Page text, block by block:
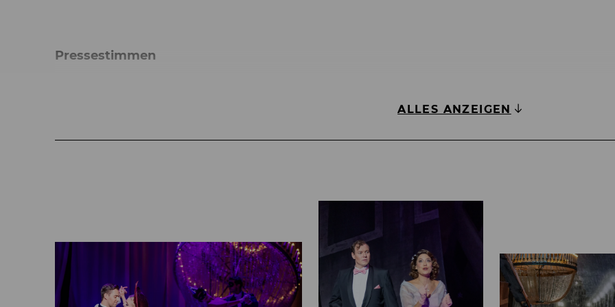
Pressestimmen
gediegener britischer Humor auf wienerischen Charme, garniert mit einer Prise
"Die lustige Witwe" in Baden ist verdammt hübsch anzuschauen.
Stefan Ender, Der Standard
ALLES ANZEIGEN